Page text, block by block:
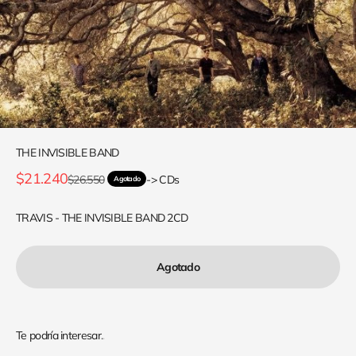
THE INVISIBLE BAND
Precio de oferta
$21.240Precio normal
$26.550 Agotado -> CDs
TRAVIS - THE INVISIBLE BAND 2CD
Agotado